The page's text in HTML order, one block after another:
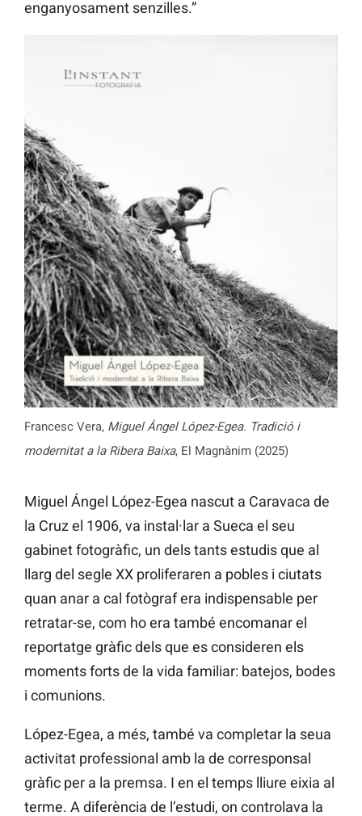
enganyosament senzilles.”
Francesc Vera, Miguel Ángel López-Egea. Tradició i
modernitat a la Ribera Baixa, El Magnànim (2025)
Miguel Ángel López-Egea nascut a Caravaca de
la Cruz el 1906, va instal·lar a Sueca el seu
gabinet fotogràfic, un dels tants estudis que al
llarg del segle XX proliferaren a pobles i ciutats
quan anar a cal fotògraf era indispensable per
retratar-se, com ho era també encomanar el
reportatge gràfic dels que es consideren els
moments forts de la vida familiar: batejos, bodes
i comunions.
López-Egea, a més, també va completar la seua
activitat professional amb la de corresponsal
gràfic per a la premsa. I en el temps lliure eixia al
terme. A diferència de l’estudi, on controlava la